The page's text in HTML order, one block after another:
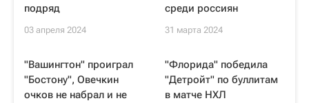
подряд
03 апреля 2024
среди россиян
31 марта 2024
"Вашингтон" проиграл
"Бостону", Овечкин
очков не набрал и не
"Флорида" победила
"Детройт" по буллитам
в матче НХЛ